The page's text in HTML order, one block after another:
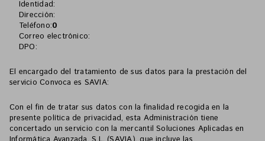
Identidad:
Dirección:
Teléfono:0
Correo electrónico:
DPO:
El encargado del tratamiento de sus datos para la prestación del
servicio Convoca es SAVIA:
Con el fin de tratar sus datos con la finalidad recogida en la
presente política de privacidad, esta Administración tiene
concertado un servicio con la mercantil Soluciones Aplicadas en